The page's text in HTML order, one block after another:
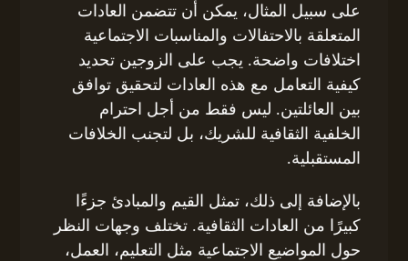
على سبيل المثال، يمكن أن تتضمن العادات
المتعلقة بالاحتفالات والمناسبات الاجتماعية
اختلافات واضحة. يجب على الزوجين تحديد
كيفية التعامل مع هذه العادات لتحقيق توافق
بين العائلتين. ليس فقط من أجل احترام
الخلفية الثقافية للشريك، بل لتجنب الخلافات
المستقبلية.
بالإضافة إلى ذلك، تمثل القيم والمبادئ جزءًا
كبيرًا من العادات الثقافية. تختلف وجهات النظر
حول المواضيع الاجتماعية مثل التعليم، العمل،